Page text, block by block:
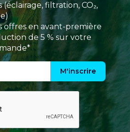
filtration, CO₂,
offres en avant-première
de 5 % sur votre
M'inscrire